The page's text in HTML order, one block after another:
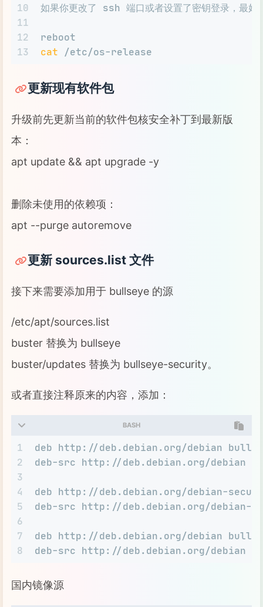
10
11
12
13
如果你更改了 ssh 端口或者设置了密钥登录，最好
reboot
cat /etc/os-release
更新现有软件包
升级前先更新当前的软件包核安全补丁到最新版
本：
apt update && apt upgrade -y
删除未使用的依赖项：
apt --purge autoremove
更新 sources.list 文件
接下来需要添加用于 bullseye 的源
/etc/apt/sources.list
buster 替换为 bullseye
buster/updates 替换为 bullseye-security。
或者直接注释原来的内容，添加：
BASH
1
2
3
4
5
6
7
8
deb http://deb.debian.org/debian
deb-src http://deb.debian.org/debian
deb http://deb.debian.org/debian-
deb-src http://deb.debian.org/debian-
deb http://deb.debian.org/debian
deb-src http://deb.debian.org/debian
国内镜像源